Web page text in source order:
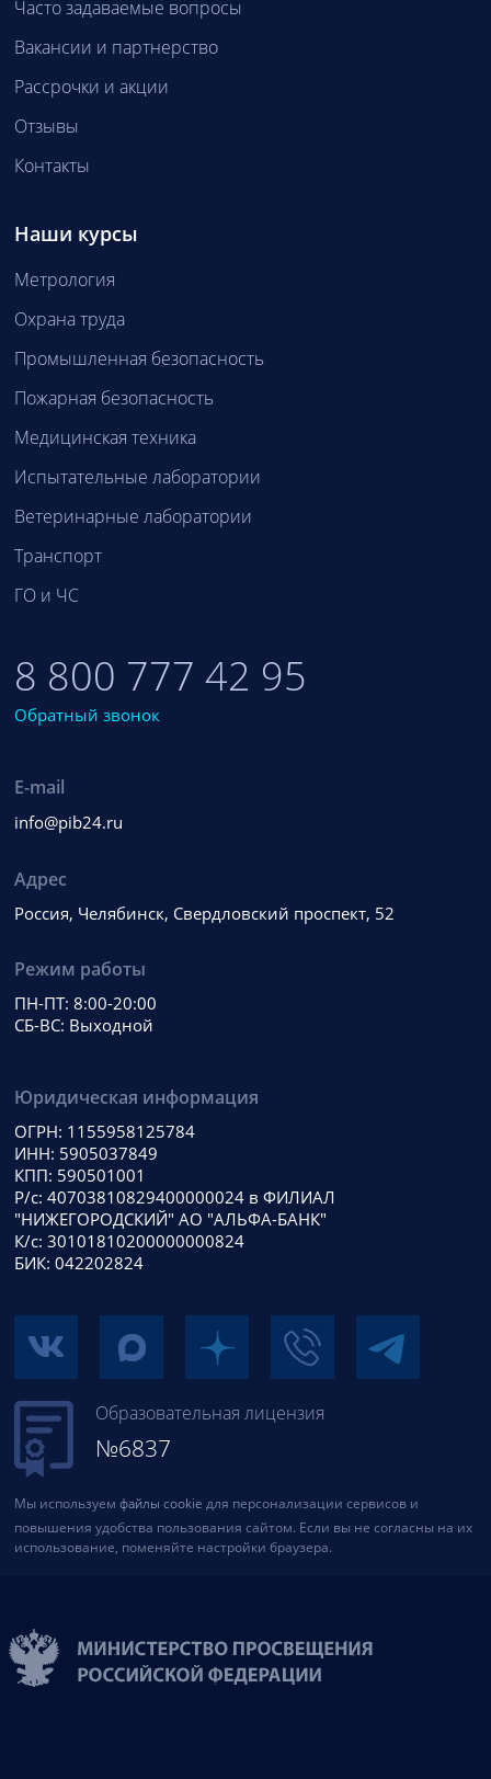
Часто задаваемые вопросы
Вакансии и партнерство
Рассрочки и акции
Отзывы
Контакты
Наши курсы
Метрология
Охрана труда
Промышленная безопасность
Пожарная безопасность
Медицинская техника
Испытательные лаборатории
Ветеринарные лаборатории
Транспорт
ГО и ЧС
8 800 777 42 95
Обратный звонок
E-mail
info@pib24.ru
Адрес
Россия, Челябинск, Свердловский проспект, 52
Режим работы
ПН-ПТ: 8:00-20:00
СБ-ВС: Выходной
Юридическая информация
ОГРН: 1155958125784
ИНН: 5905037849
КПП: 590501001
Р/с: 40703810829400000024 в ФИЛИАЛ
"НИЖЕГОРОДСКИЙ" АО "АЛЬФА-БАНК"
К/с: 30101810200000000824
БИК: 042202824
Образовательная лицензия
№6837
Мы используем файлы cookie для персонализации сервисов и
повышения удобства пользования сайтом. Если вы не согласны на их
использование, поменяйте настройки браузера.